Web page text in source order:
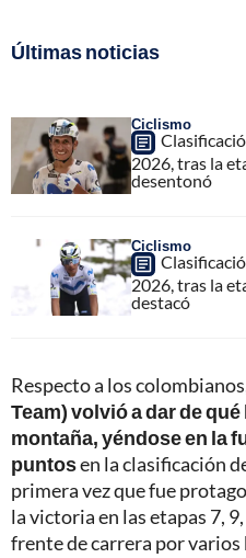
Últimas noticias
Ciclismo
2026, tras la
desentonó
Ciclismo
2026, tras la
destacó
Respecto a los
Team) volvió a dar de
montaña, yéndose en la
puntosen la clasificación
primera vez que fue
la victoria en las etapas 7,
frente de carrera por